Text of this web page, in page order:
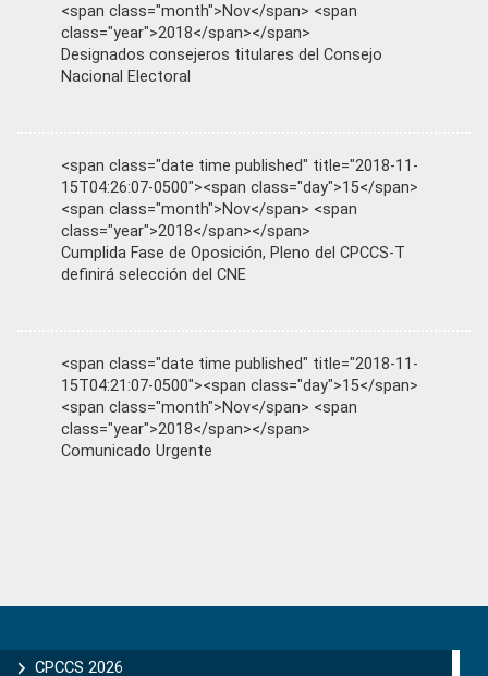
<span class="month">Nov</span> <span
class="year">2018</span></span>
Designados consejeros titulares del Consejo
Nacional Electoral
<span class="date time published" title="2018-11-
15T04:26:07-0500"><span class="day">15</span>
<span class="month">Nov</span> <span
class="year">2018</span></span>
Cumplida Fase de Oposición, Pleno del CPCCS-T
definirá selección del CNE
<span class="date time published" title="2018-11-
15T04:21:07-0500"><span class="day">15</span>
<span class="month">Nov</span> <span
class="year">2018</span></span>
Comunicado Urgente
Sidebar
CPCCS 2026